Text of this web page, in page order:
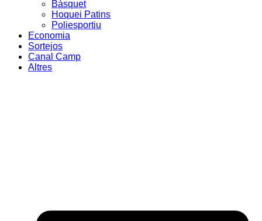
Bàsquet
Hoquei Patins
Poliesportiu
Economia
Sortejos
Canal Camp
Altres